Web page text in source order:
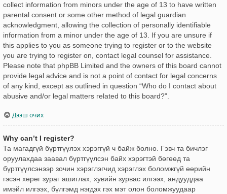
collect information from minors under the age of 13 to have written
parental consent or some other method of legal guardian
acknowledgment, allowing the collection of personally identifiable
information from a minor under the age of 13. If you are unsure if
this applies to you as someone trying to register or to the website
you are trying to register on, contact legal counsel for assistance.
Please note that phpBB Limited and the owners of this board cannot
provide legal advice and is not a point of contact for legal concerns
of any kind, except as outlined in question “Who do I contact about
abusive and/or legal matters related to this board?”.
Дээш очих
Why can’t I register?
Та магадгүй бүртгүүлэх хэрэггүй ч байж болно. Гэвч та бичлэг
оруулахдаа заавал бүртгүүлсэн байх хэрэгтэй бөгөөд та
бүртгүүлсэнээр зочин хэрэглэгчид хэрэглэх боломжгүй өөрийн
гэсэн хөрөг зураг ашиглах, хувийн зурвас илгээх, андууддаа
имэйл илгээх, бүлгэмд нэгдэх гэх мэт олон боломжуудаар